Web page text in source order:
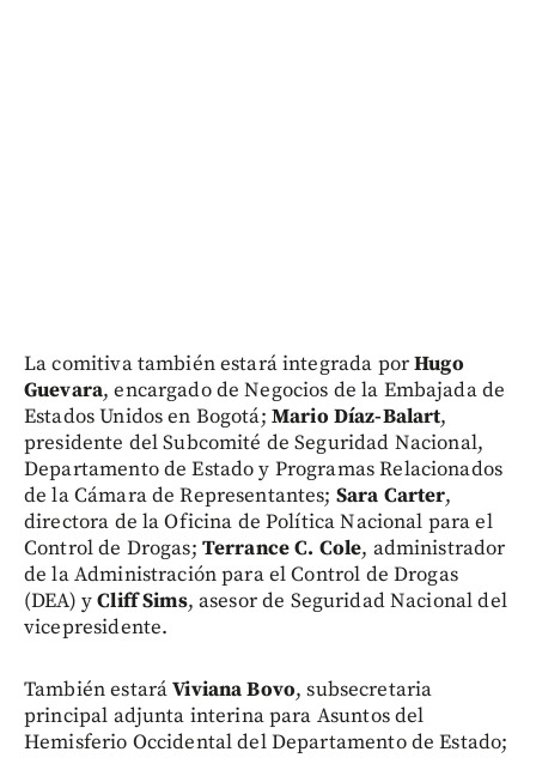
La comitiva también estará integrada porHugo
Guevara, encargado de Negocios de la Embajada de
Estados Unidos en Bogotá; Mario Díaz-Balart,
presidente del Subcomité de Seguridad Nacional,
Departamento de Estado y Programas Relacionados
de la Cámara de Representantes; Sara Carter,
directora de la Oficina de Política Nacional para el
Control de Drogas; Terrance C. Cole, administrador
de la Administración para el Control de Drogas
(DEA) yCliff Sims, asesor de Seguridad Nacional del
vicepresidente.
También estaráViviana Bovo, subsecretaria
principal adjunta interina para Asuntos del
Hemisferio Occidental del Departamento de Estado;